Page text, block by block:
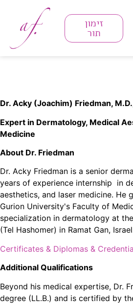
זימון
תור
Dr. Acky (Joachim) Friedman,
Expert in Dermatology, Medical
Medicine
About Dr. Friedman
Dr. Acky Friedman is a senior
years of experience internship in
aesthetics, and laser medicine. He
Gurion University's Faculty of
specialization in dermatology at
(Tel Hashomer) in Ramat Gan,
Certificates & Diplomas &
A‎‎dditional Qualifications
Beyond his medical expertise, Dr.
degree (LL.B.) and is certified by